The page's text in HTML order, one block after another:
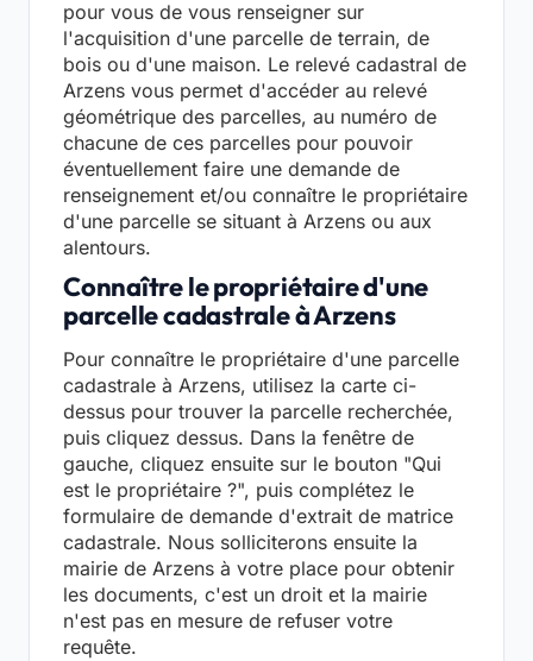
pour vous de vous renseigner sur
l'acquisition d'une parcelle de terrain, de
bois ou d'une maison. Le relevé cadastral de
Arzens vous permet d'accéder au relevé
géométrique des parcelles, au numéro de
chacune de ces parcelles pour pouvoir
éventuellement faire une demande de
renseignement et/ou connaître le propriétaire
d'une parcelle se situant à Arzens ou aux
alentours.
Connaître le propriétaire d'une
parcelle cadastrale à Arzens
Pour connaître le propriétaire d'une parcelle
cadastrale à Arzens, utilisez la carte ci-
dessus pour trouver la parcelle recherchée,
puis cliquez dessus. Dans la fenêtre de
gauche, cliquez ensuite sur le bouton "Qui
est le propriétaire ?", puis complétez le
formulaire de demande d'extrait de matrice
cadastrale. Nous solliciterons ensuite la
mairie de Arzens à votre place pour obtenir
les documents, c'est un droit et la mairie
n'est pas en mesure de refuser votre
requête.